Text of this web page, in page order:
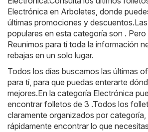
Electrónica en Arboletes, donde
últimas promociones y
populares en esta categoría son .
Reunimos para tí toda la información
rebajas en un solo lugar.
Todos los días buscamos las últimas
para tí, para que puedas enterarte
mejores.En la categoría Electrónica
encontrar folletos de 3 .Todos los
claramente organizados por categoría,
rápidamente encontrar lo que